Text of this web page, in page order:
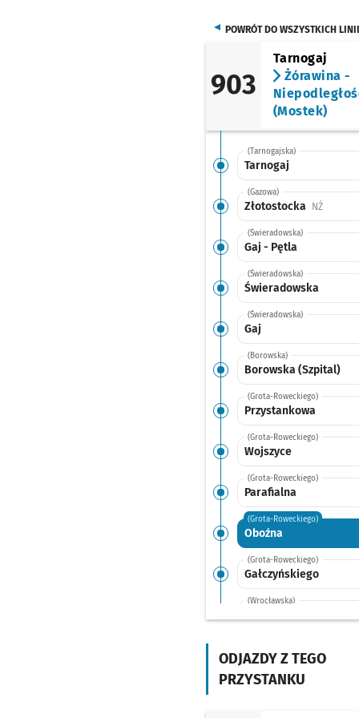
POWRÓT DO WSZYSTKICH LINII
903
Tarnogaj
Żórawina -
(Mostek)
(Tarnogajska)
Tarnogaj
(Gazowa)
Złotostocka NŻ
(Świeradowska)
Gaj - Pętla
(Świeradowska)
Świeradowska
(Świeradowska)
Gaj
(Borowska)
Borowska (Szpital)
(Grota-Roweckiego)
Przystankowa
(Grota-Roweckiego)
Wojszyce
(Grota-Roweckiego)
Parafialna
(Grota-Roweckiego)
Oboźna
(Grota-Roweckiego)
Gałczyńskiego
(Wrocławska)
(Wrocławska)
(Wrocławska/Główna)
Sprawdź
Suchy Dwór - Skrzy.
ODJAZDY Z TEGO
PRZYSTANKU